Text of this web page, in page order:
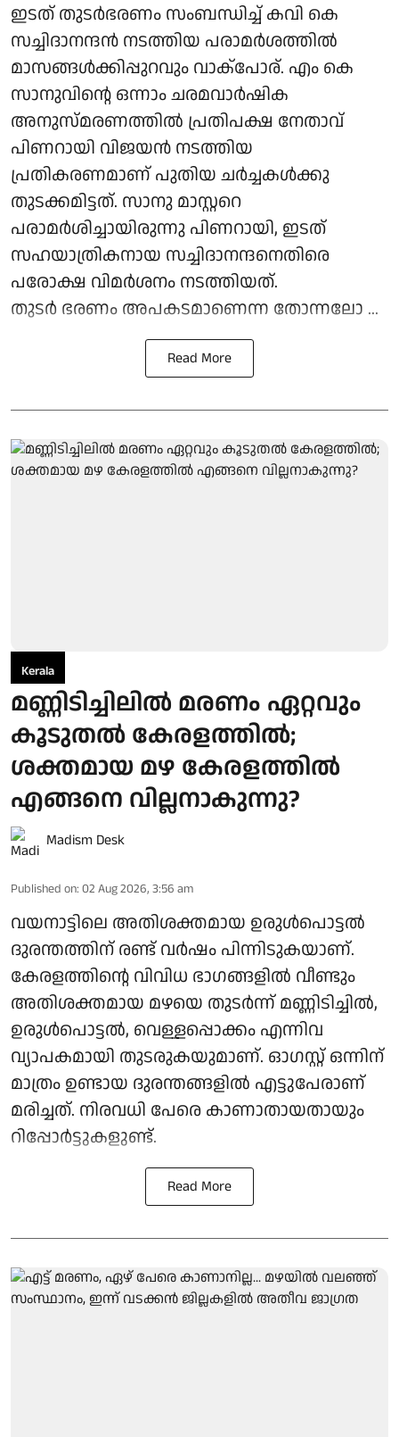
ഇടത് തുടര്‍ഭരണം സംബന്ധിച്ച് കവി കെ
സച്ചിദാനന്ദന്‍ നടത്തിയ പരാമര്‍ശത്തില്‍
മാസങ്ങള്‍ക്കിപ്പുറവും വാക്പോര്. എം കെ
സാനുവിന്റെ ഒന്നാം ചരമവാര്‍ഷിക
അനുസ്മരണത്തില്‍ പ്രതിപക്ഷ നേതാവ്
പിണറായി വിജയന്‍ നടത്തിയ
പ്രതികരണമാണ് പുതിയ ചര്‍ച്ചകള്‍ക്കു
തുടക്കമിട്ടത്. സാനു മാസ്റ്ററെ
പരാമര്‍ശിച്ചായിരുന്നു പിണറായി, ഇടത്
സഹയാത്രികനായ സച്ചിദാനന്ദനെതിരെ
പരോക്ഷ വിമര്‍ശനം നടത്തിയത്.
തുടര്‍ ഭരണം അപകടമാണെന്ന തോന്നലോ ...
Read More
Kerala
മണ്ണിടിച്ചിലിൽ മരണം ഏറ്റവും
കൂടുതൽ കേരളത്തിൽ;
ശക്തമായ മഴ കേരളത്തിൽ
എങ്ങനെ വില്ലനാകുന്നു?
Madism Desk
Published on: 02 Aug 2026, 3:56 am
വയനാട്ടിലെ അതിശക്തമായ ഉരുൾപൊട്ടൽ
ദുരന്തത്തിന് രണ്ട് വർഷം പിന്നിടുകയാണ്.
കേരളത്തിന്റെ വിവിധ ഭാഗങ്ങളിൽ വീണ്ടും
അതിശക്തമായ മഴയെ തുടർന്ന് മണ്ണിടിച്ചിൽ,
ഉരുൾപൊട്ടൽ, വെള്ളപ്പൊക്കം എന്നിവ
വ്യാപകമായി തുടരുകയുമാണ്. ഓ​ഗസ്റ്റ് ഒന്നിന്
മാത്രം ഉണ്ടായ ദുരന്തങ്ങളിൽ എട്ടുപേരാണ്
മരിച്ചത്. നിരവധി പേരെ കാണാതായതായും
റിപ്പോര്‍ട്ടുകളുണ്ട്.
Read More